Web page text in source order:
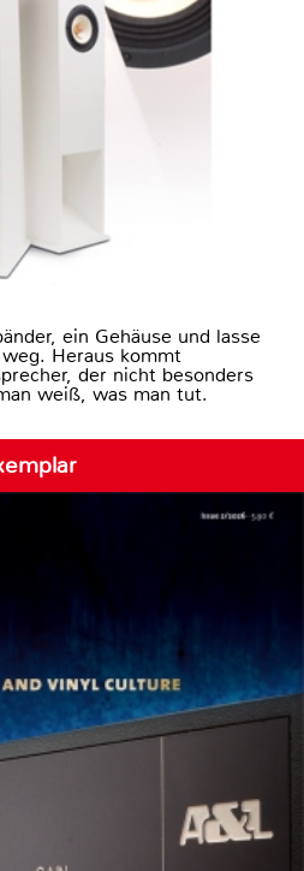
ein Gehäuse und lasse
Heraus kommt
der nicht besonders
weiß, was man tut.